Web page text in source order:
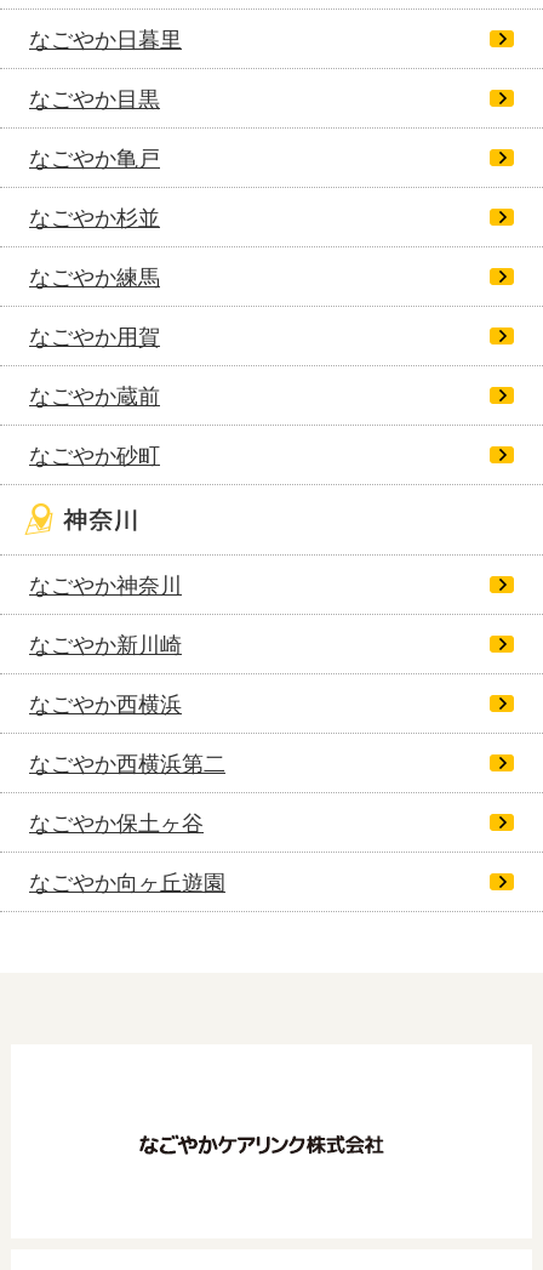
なごやか日暮里
なごやか目黒
なごやか亀戸
なごやか杉並
なごやか練馬
なごやか用賀
なごやか蔵前
なごやか砂町
なごやか神奈川
なごやか新川崎
なごやか西横浜
なごやか西横浜第二
なごやか保土ヶ谷
なごやか向ヶ丘遊園